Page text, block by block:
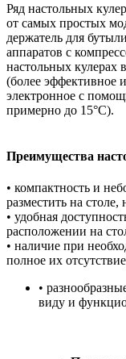
Ряд настольных
от самых простых
держатель для
аппаратов с
настольных кулерах
(более эффективное
электронное с
примерно до 15°С).
Преимущества
• компактность и
разместить на
• удобная
расположении на
• наличие при
полное их
•
виду и